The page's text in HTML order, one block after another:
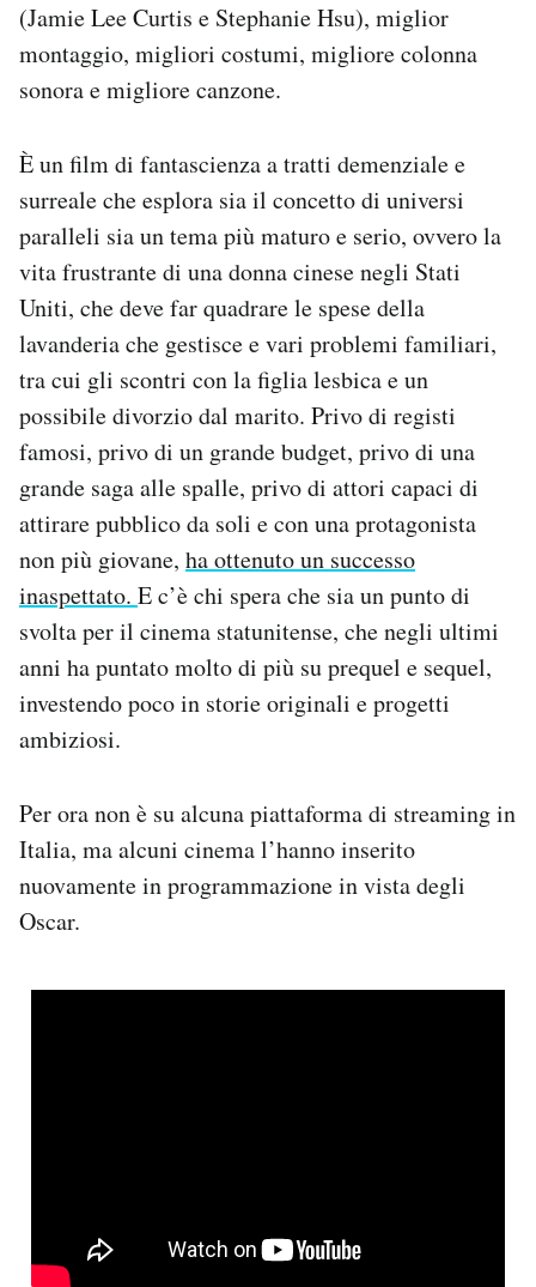
(Jamie Lee Curtis e Stephanie Hsu), miglior
montaggio, migliori costumi, migliore colonna
sonora e migliore canzone.
È un film di fantascienza a tratti demenziale e
surreale che esplora sia il concetto di universi
paralleli sia un tema più maturo e serio, ovvero la
vita frustrante di una donna cinese negli Stati
Uniti, che deve far quadrare le spese della
lavanderia che gestisce e vari problemi familiari,
tra cui gli scontri con la figlia lesbica e un
possibile divorzio dal marito. Privo di registi
famosi, privo di un grande budget, privo di una
grande saga alle spalle, privo di attori capaci di
attirare pubblico da soli e con una protagonista
non più giovane, ha ottenuto un successo
inaspettato. E c’è chi spera che sia un punto di
svolta per il cinema statunitense, che negli ultimi
anni ha puntato molto di più su prequel e sequel,
investendo poco in storie originali e progetti
ambiziosi.
Per ora non è su alcuna piattaforma di streaming in
Italia, ma alcuni cinema l’hanno inserito
nuovamente in programmazione in vista degli
Oscar.